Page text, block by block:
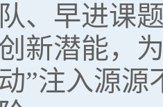
、早进课
新潜能，
”注入源